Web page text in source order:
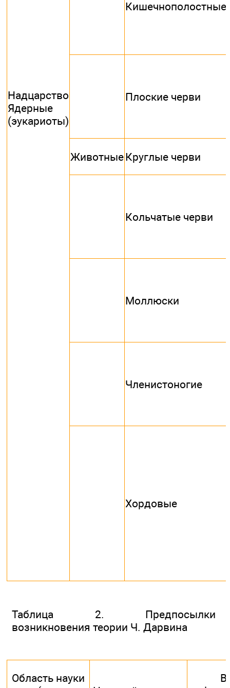
Надцарство
Ядерные
(эукариоты)
Кишечнополостные
Плоские черви
ЖивотныеКруглые черви
Кольчатые черви
Моллюски
Членистоногие
Хордовые
Таблица 2. Предпосылки
возникновения теории Ч. Дарвина
Область науки